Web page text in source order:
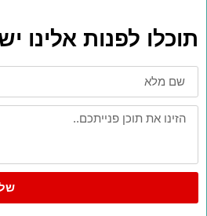
תוכלו לפנות אלינו